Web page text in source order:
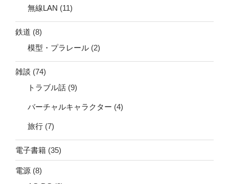
無線LAN (11)
鉄道 (8)
模型・プラレール (2)
雑談 (74)
トラブル話 (9)
バーチャルキャラクター (4)
旅行 (7)
電子書籍 (35)
電源 (8)